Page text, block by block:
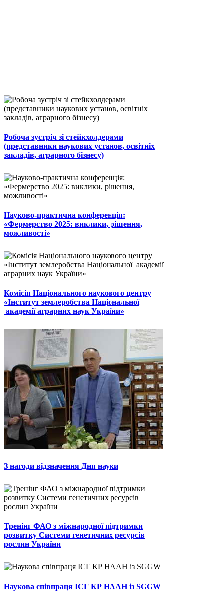
Робоча зустріч зі стейкхолдерами
(представники наукових установ, освітніх
закладів, аграрного бізнесу)
Науково-практична конференція:
«Фермерство 2025: виклики, рішення,
можливості»
Комісія Національного наукового центру
«Інститут землеробства Національної
академії аграрних наук України»
З нагоди відзначення Дня науки
Тренінг ФАО з міжнародної підтримки
розвитку Системи генетичних ресурсів
рослин України
Наукова співпраця ІСГ КР НААН із SGGW